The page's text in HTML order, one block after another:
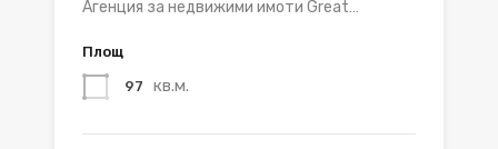
Агенция за недвижими имоти Great…
Площ
97 кв.м.